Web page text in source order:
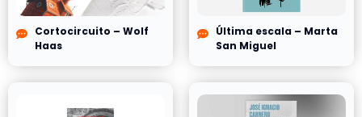
Cortocircuito – Wolf
Haas
Última escala – Marta
San Miguel